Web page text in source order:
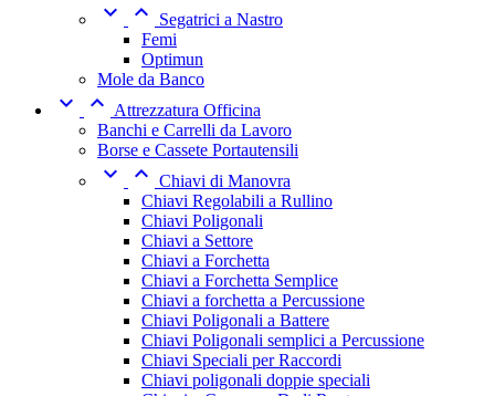
 
Segatrici a Nastro
Femi
Optimun
Mole da Banco
  Attrezzatura Officina
Banchi e Carrelli da Lavoro
Borse e Cassete Portautensili
  Chiavi di Manovra
Chiavi Regolabili a Rullino
Chiavi Poligonali
Chiavi a Settore
Chiavi a Forchetta
Chiavi a Forchetta Semplice
Chiavi a forchetta a Percussione
Chiavi Poligonali a Battere
Chiavi Poligonali semplici a Percussione
Chiavi Speciali per Raccordi
Chiavi poligonali doppie speciali